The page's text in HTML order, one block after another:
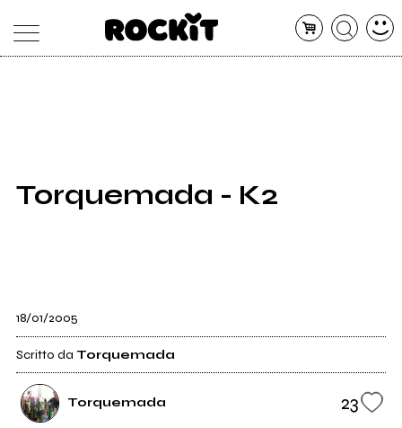
SHOP
RADIO
Torquemada - K2
18/01/2005
Scritto da Torquemada
Torquemada 23